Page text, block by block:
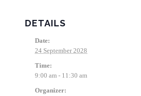
DETAILS
Date:
24 September 2028
Time:
9:00 am - 11:30 am
Organizer: